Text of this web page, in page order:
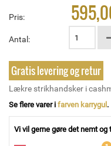
Pris:
Antal:
Gratis levering og retur
Lækre strikhandsker i
Se flere varer i farven karrygul .
Vi vil gerne gøre det nemt og